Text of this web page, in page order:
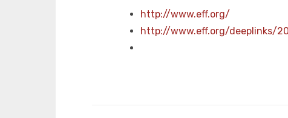
http://www.eff.org/
http://www.eff.org/deeplinks/